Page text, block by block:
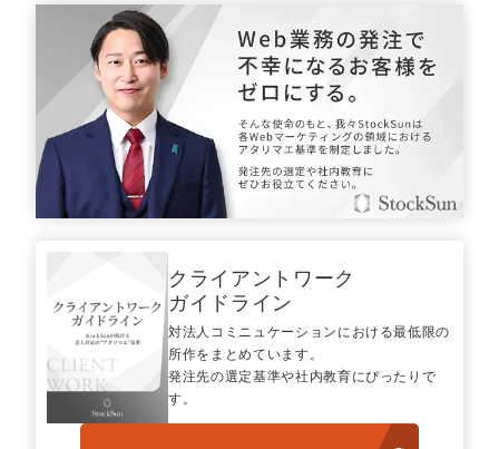
認定パートナー
動画ディレクター
営業
マーケマネージャー
カスタマーサクセスマネージャー
常勤監査役
クライアントワーク
ガイドライン
対法人コミニュケーションにおける最低限の
所作をまとめています。
発注先の選定基準や社内教育にぴったりで
す。